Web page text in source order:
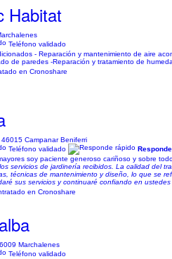
Habitat
Teléfono validado
- Reparación y mantenimiento de aire
de paredes -Reparación y tratamiento de
en Cronoshare
46015 Campanar Beniferri
Teléfono validado
soy paciente generoso cariñoso y sobre
servicios de jardinería recibidos. La calidad
técnicas de mantenimiento y diseño, lo que se
sus servicios y continuaré confiando en
en Cronoshare
Marchalenes
Teléfono validado